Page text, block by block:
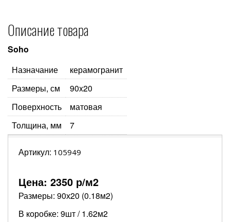
Описание товара
Soho
Назначание
керамогранит
Размеры, см
90x20
Поверхность
матовая
Толщина, мм
7
Артикул: 105949
Цена: 2350 р/м2
Размеры: 90х20 (0.18м2)
В коробке: 9шт / 1.62м2